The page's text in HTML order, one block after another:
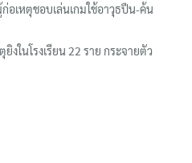
อเหตุชอบเล่นเกมใช้อาวุธปืน-ค้น
งในโรงเรียน 22 ราย กระจายตัว